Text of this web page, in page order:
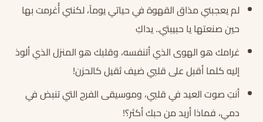
لم يعجبني مذاق القهوة في حياتي يوماً، لكنني أُغرمت بها
حين صنعتها يا حبيبتي.. يداكِ
غرامك هو الهوى الذي أتنفسه، وقلبك هو المنزل الذي ألوذ
إليه كلما أقبل على قلبي ضيف ثقيل كالحزن!
أنتِ صوت العيد في قلبي، وموسيقى الفرح التي تنبض في
دمي، فماذا أريد من حبك أكثر؟!